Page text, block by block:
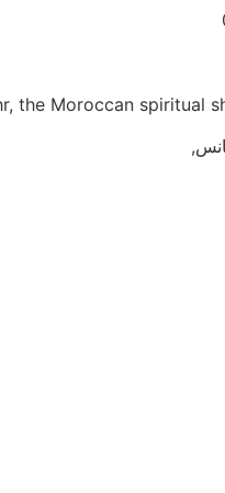
the Moroccan spiritual